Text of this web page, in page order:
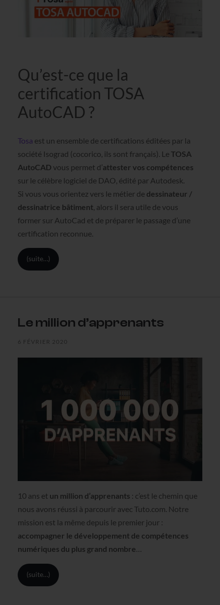
Qu’est-ce que la
certification TOSA
AutoCAD ?
Tosa est un ensemble de certifications éditées par la
société Isograd (cocorico, ils sont français). LeTOSA
AutoCAD vous permet d’attester vos compétences
sur le célèbre logiciel de DAO, édité par Autodesk.
Si vous vous orientez vers le métier de dessinateur /
dessinatrice bâtiment , alors il sera utile de vous
former sur AutoCad et de préparer le passage d’une
certification reconnue.
(suite…)
Le million d’apprenants
6 FÉVRIER 2020
10 ans et un million d’apprenants : c’est le chemin que
nous avons réussi à parcourir avec Tuto.com. Notre
mission est la même depuis le premier jour :
accompagner le développement de compétences
numériques du plus grand nombre…
(suite…)